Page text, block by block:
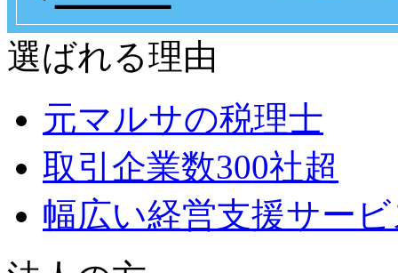
選ばれる理由
元マルサの税理士
取引企業数300社超
幅広い経営支援サー